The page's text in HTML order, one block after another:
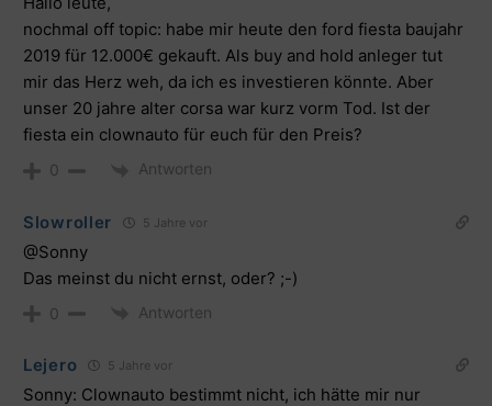
nochmal off topic: habe mir heute den ford fiesta baujahr
2019 für 12.000€ gekauft. Als buy and hold anleger tut
mir das Herz weh, da ich es investieren könnte. Aber
unser 20 jahre alter corsa war kurz vorm Tod. Ist der
fiesta ein clownauto für euch für den Preis?
0 Antworten
Slowroller 5 Jahre vor
@Sonny
Das meinst du nicht ernst, oder? ;-)
0 Antworten
Lejero 5 Jahre vor
Sonny: Clownauto bestimmt nicht, ich hätte mir nur